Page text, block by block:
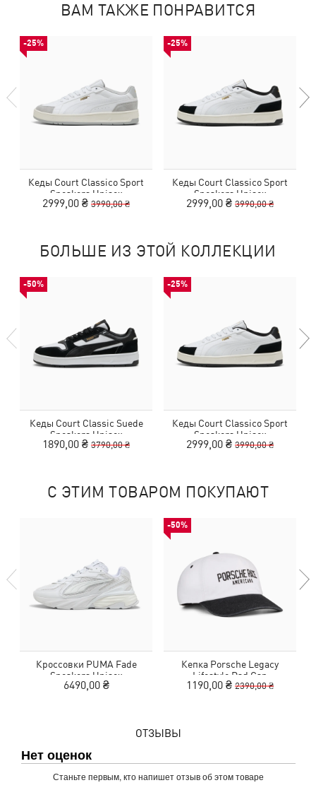
ВАМ ТАКЖЕ ПОНРАВИТСЯ
-25%
Кеды Court Classico Sport
Sneakers Unisex
2999,00 ₴ 3990,00 ₴
-25%
Кеды Court Classico Sport
Sneakers Unisex
2999,00 ₴ 3990,00 ₴
БОЛЬШЕ ИЗ ЭТОЙ КОЛЛЕКЦИИ
-50%
Кеды Court Classic Suede
Sneakers Unisex
1890,00 ₴ 3790,00 ₴
-25%
Кеды Court Classico Sport
Sneakers Unisex
2999,00 ₴ 3990,00 ₴
С ЭТИМ ТОВАРОМ ПОКУПАЮТ
Кроссовки PUMA Fade
Sneakers Unisex
6490,00 ₴
-50%
Кепка Porsche Legacy
Lifestyle Dad Cap
1190,00 ₴ 2390,00 ₴
ОТЗЫВЫ
Нет оценок
Станьте первым, кто напишет отзыв об этом товаре